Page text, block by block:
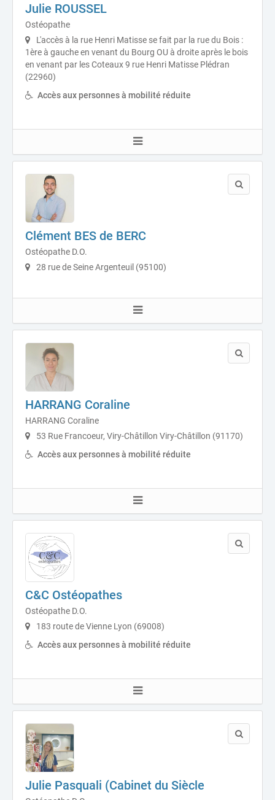
Julie ROUSSEL
Ostéopathe
L'accès à la rue Henri Matisse se fait par la rue du Bois :
1ère à gauche en venant du Bourg OU à droite après le bois
en venant par les Coteaux 9 rue Henri Matisse Plédran
(22960)
Accès aux personnes à mobilité réduite
Clément BES de BERC
Ostéopathe D.O.
28 rue de Seine Argenteuil (95100)
HARRANG Coraline
HARRANG Coraline
53 Rue Francoeur, Viry-Châtillon Viry-Châtillon (91170)
Accès aux personnes à mobilité réduite
C&C Ostéopathes
Ostéopathe D.O.
183 route de Vienne Lyon (69008)
Accès aux personnes à mobilité réduite
Julie Pasquali (Cabinet du Siècle